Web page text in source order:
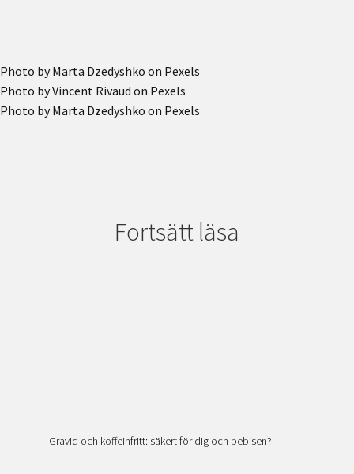
Photo by Marta Dzedyshko on Pexels
Photo by Vincent Rivaud on Pexels
Photo by Marta Dzedyshko on Pexels
Fortsätt läsa
Gravid och koffeinfritt: säkert för dig och bebisen?